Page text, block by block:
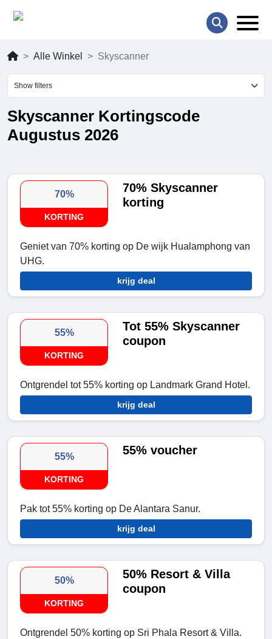
Alle Winkel Skyscanner
Show filters
Skyscanner Kortingscode
Augustus 2026
70%
KORTING
70% Skyscanner
korting
Geniet van 70% korting op De wijk Hualamphong van
UHG.
krijg deal
55%
KORTING
Tot 55% Skyscanner
coupon
Ontgrendel tot 55% korting op Landmark Grand Hotel.
krijg deal
55%
KORTING
55% voucher
Pak tot 55% korting op De Alantara Sanur.
krijg deal
50%
KORTING
50% Resort & Villa
coupon
Ontgrendel 50% korting op Sri Phala Resort & Villa.